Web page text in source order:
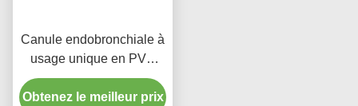
Canule endobronchiale à
usage unique en PVC
pour appareil photo
lumineux
Obtenez le meilleur prix